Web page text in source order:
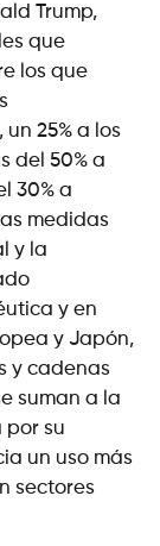
Trump,
que
los que
25% a los
del 50% a
30% a
medidas
y la
y en
y Japón,
y cadenas
suman a la
por su
un uso más
sectores